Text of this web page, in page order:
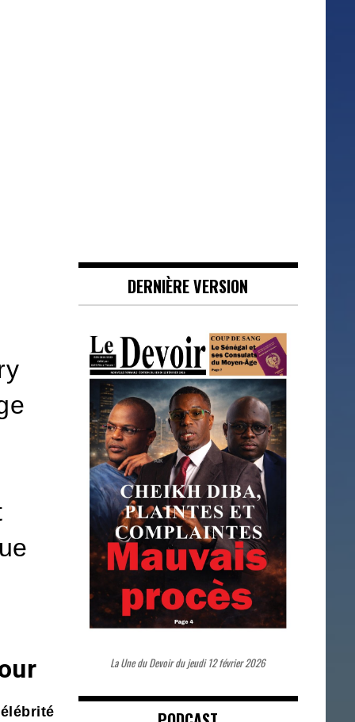
DERNIÈRE VERSION
La Une du Devoir du jeudi 12 février 2026